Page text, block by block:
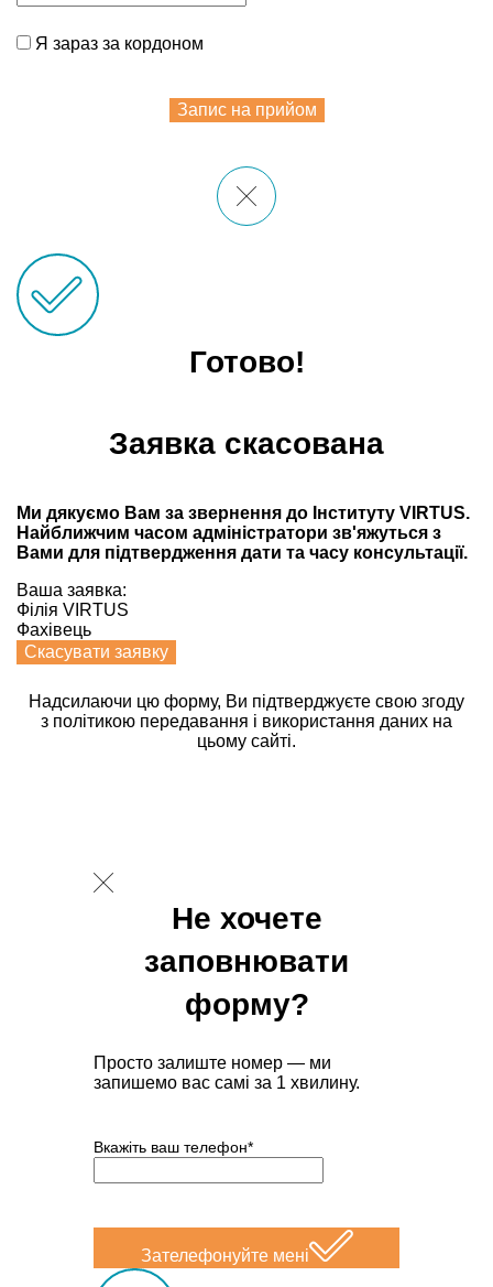
Я зараз за кордоном
Запис на прийом
Готово!
Заявка скасована
Ми дякуємо Вам за звернення до Інституту VIRTUS.
Найближчим часом адмiнiстратори зв'яжуться з
Вами для пiдтвердження дати та часу консультацiï.
Ваша заявка:
Філія VIRTUS
Фахівець
Скасувати заявку
Надсилаючи цю форму, Ви підтверджуєте свою згоду
з політикою передавання і використання даних на
цьому сайті.
Не хочете
заповнювати
форму?
Просто залиште номер — ми
запишемо вас самі за 1 хвилину.
Вкажіть ваш телефон*
Зателефонуйте мені